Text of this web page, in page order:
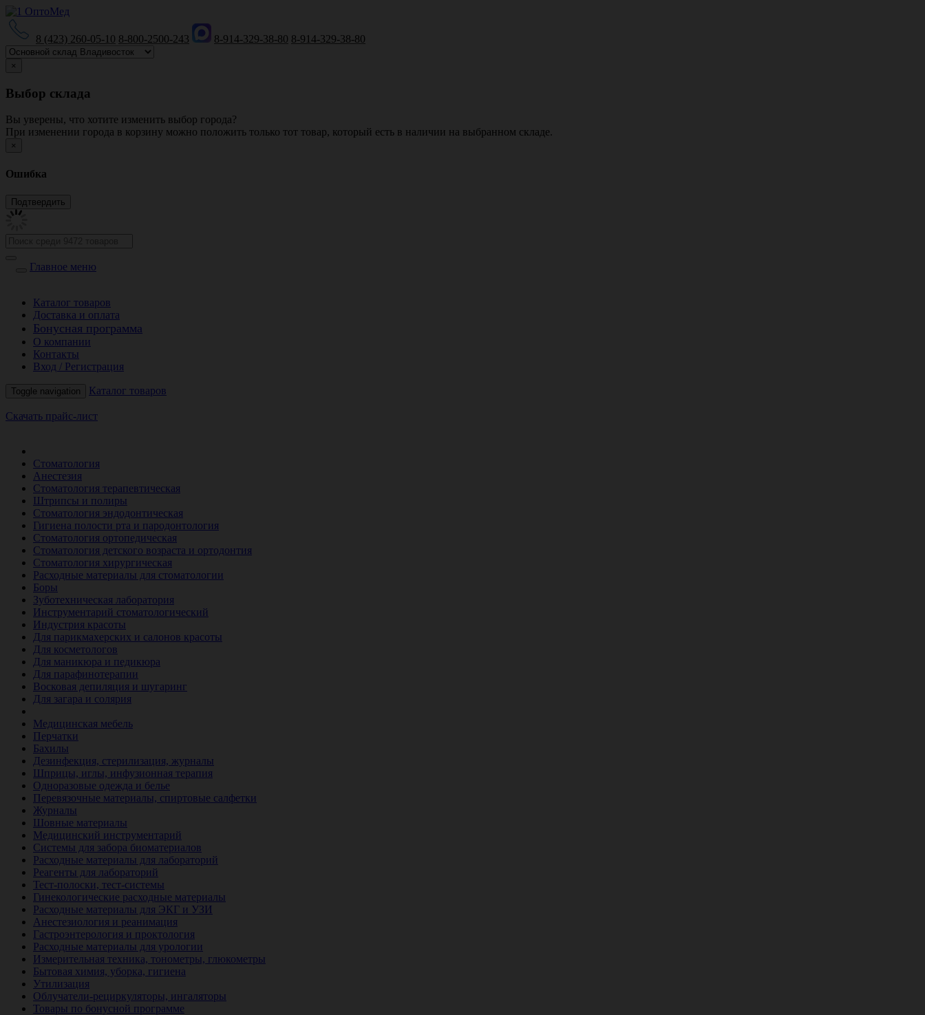
8 (423) 260-05-10 8-800-2500-243 8-914-329-38-80 8-914-329-38-80
×
Выбор склада
Вы уверены, что хотите изменить выбор города?
При изменении города в корзину можно положить только тот товар, который есть в наличии на выбранном складе.
×
Ошибка
Главное меню
Каталог товаров
Доставка и оплата
Бонусная программа
О компании
Контакты
Вход / Регистрация
Toggle navigation Каталог товаров
Скачать прайс-лист
Стоматология
Анестезия
Стоматология терапевтическая
Штрипсы и полиры
Стоматология эндодонтическая
Гигиена полости рта и пародонтология
Стоматология ортопедическая
Стоматология детского возраста и ортодонтия
Стоматология хирургическая
Расходные материалы для стоматологии
Боры
Зуботехническая лаборатория
Инструментарий стоматологический
Индустрия красоты
Для парикмахерских и салонов красоты
Для косметологов
Для маникюра и педикюра
Для парафинотерапии
Восковая депиляция и шугаринг
Для загара и солярия
Медицинская мебель
Перчатки
Бахилы
Дезинфекция, стерилизация, журналы
Шприцы, иглы, инфузионная терапия
Одноразовые одежда и белье
Перевязочные материалы, спиртовые салфетки
Журналы
Шовные материалы
Медицинский инструментарий
Системы для забора биоматериалов
Расходные материалы для лабораторий
Реагенты для лабораторий
Тест-полоски, тест-системы
Гинекологические расходные материалы
Расходные материалы для ЭКГ и УЗИ
Анестезиология и реанимация
Гастроэнтерология и проктология
Расходные материалы для урологии
Измерительная техника, тонометры, глюкометры
Бытовая химия, уборка, гигиена
Утилизация
Облучатели-рециркуляторы, ингаляторы
Товары по бонусной программе